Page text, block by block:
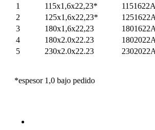
1
115x1,6x22,23*
2
125x1,6x22,23*
3
180x1,6x22,23
4
180x2.0x22.23
5
230x2.0x22.23
*espesor 1,0 bajo pedido